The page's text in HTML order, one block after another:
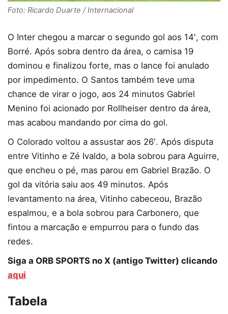
Foto: Ricardo Duarte / Internacional
O Inter chegou a marcar o segundo gol aos 14′, com
Borré. Após sobra dentro da área, o camisa 19
dominou e finalizou forte, mas o lance foi anulado
por impedimento. O Santos também teve uma
chance de virar o jogo, aos 24 minutos Gabriel
Menino foi acionado por Rollheiser dentro da área,
mas acabou mandando por cima do gol.
O Colorado voltou a assustar aos 26′. Após disputa
entre Vitinho e Zé Ivaldo, a bola sobrou para Aguirre,
que encheu o pé, mas parou em Gabriel Brazão. O
gol da vitória saiu aos 49 minutos. Após
levantamento na área, Vitinho cabeceou, Brazão
espalmou, e a bola sobrou para Carbonero, que
fintou a marcação e empurrou para o fundo das
redes.
Siga a ORB SPORTS no X (antigo Twitter) clicando
aqui
Tabela